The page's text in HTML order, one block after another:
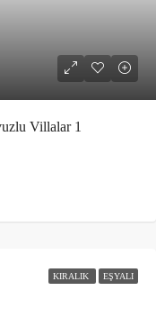
Villalar 1
KIRALIK EŞYALI